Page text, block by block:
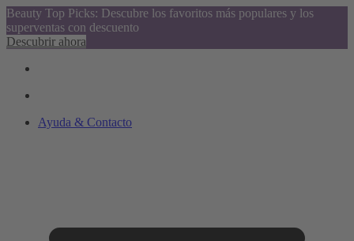
Beauty Top Picks: Descubre los favoritos más populares y los
superventas con descuento
Descubrir ahora
Ayuda & Contacto